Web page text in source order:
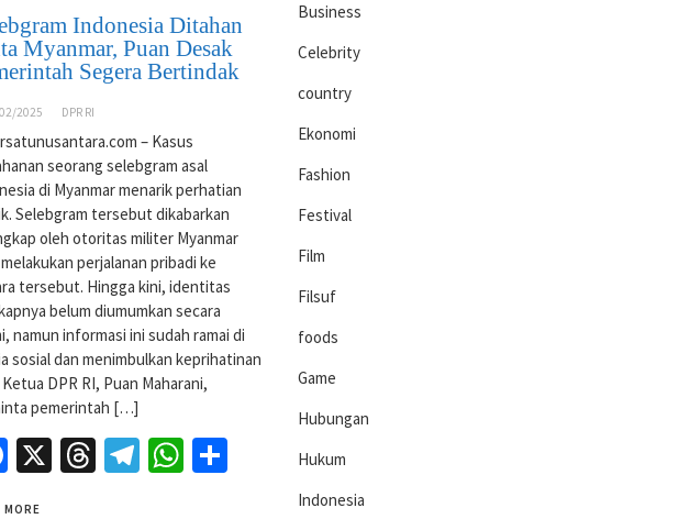
Indonesia Ditahan
Myanmar, Puan Desak
Segera Bertindak
2025 DPR RI
– Kasus
seorang selebgram asal
di Myanmar menarik perhatian
Selebgram tersebut dikabarkan
oleh otoritas militer Myanmar
perjalanan pribadi ke
tersebut. Hingga kini, identitas
belum diumumkan secara
namun informasi ini sudah ramai di
sosial dan menimbulkan keprihatinan
DPR RI, Puan Maharani,
pemerintah […]
Facebook
X Threads
Telegram
WhatsApp
Share
MORE
Business
Celebrity
country
Ekonomi
Fashion
Festival
Film
Filsuf
foods
Game
Hubungan
Hukum
Indonesia